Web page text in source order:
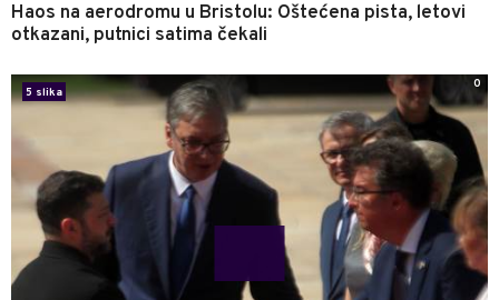
Haos na aerodromu u Bristolu: Oštećena pista, letovi
otkazani, putnici satima čekali
5 slika
0